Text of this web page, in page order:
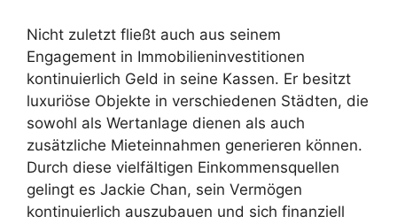
Nicht zuletzt fließt auch aus seinem
Engagement in Immobilieninvestitionen
kontinuierlich Geld in seine Kassen. Er besitzt
luxuriöse Objekte in verschiedenen Städten, die
sowohl als Wertanlage dienen als auch
zusätzliche Mieteinnahmen generieren können.
Durch diese vielfältigen Einkommensquellen
gelingt es Jackie Chan, sein Vermögen
kontinuierlich auszubauen und sich finanziell